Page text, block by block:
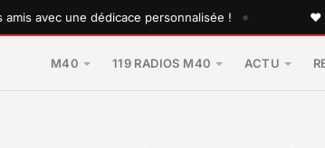
une dédicace personnalisée ! • ♥
M40 119 RADIOS M40 ACTU